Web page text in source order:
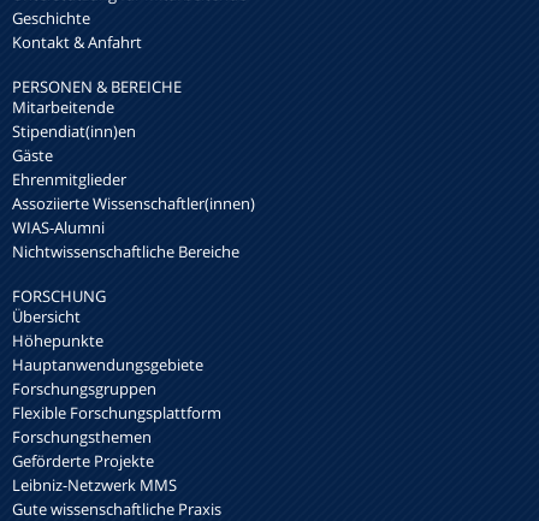
Geschichte
Kontakt & Anfahrt
PERSONEN & BEREICHE
Mitarbeitende
Stipendiat(inn)en
Gäste
Ehrenmitglieder
Assoziierte Wissenschaftler(innen)
WIAS-Alumni
Nichtwissenschaftliche Bereiche
FORSCHUNG
Übersicht
Höhepunkte
Hauptanwendungsgebiete
Forschungsgruppen
Flexible Forschungsplattform
Forschungsthemen
Geförderte Projekte
Leibniz-Netzwerk MMS
Gute wissenschaftliche Praxis